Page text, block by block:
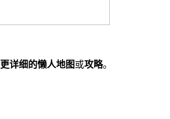
更详细的懒人地图或攻略。